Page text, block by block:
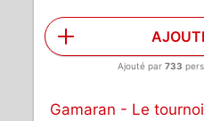
Ajouté par733
Gamaran - Le